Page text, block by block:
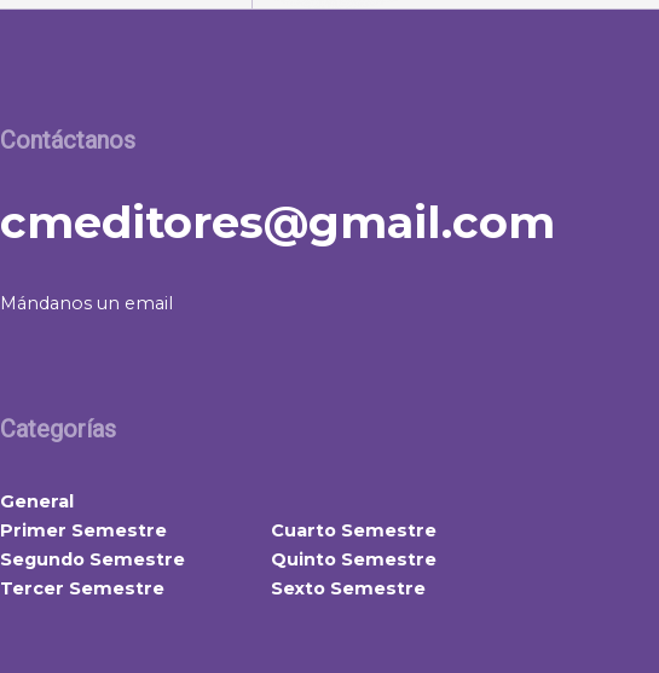
Contáctanos
cmeditores@gmail.com
Mándanos un email
Categorías
General
Primer Semestre
Segundo Semestre
Tercer Semestre
Cuarto Semestre
Quinto Semestre
Sexto Semestre